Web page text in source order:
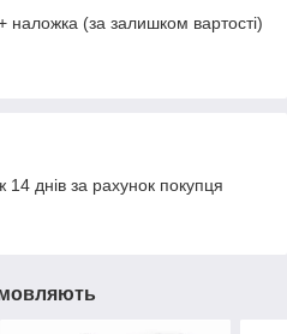
наложка (за залишком вартості)
днів за рахунок покупця